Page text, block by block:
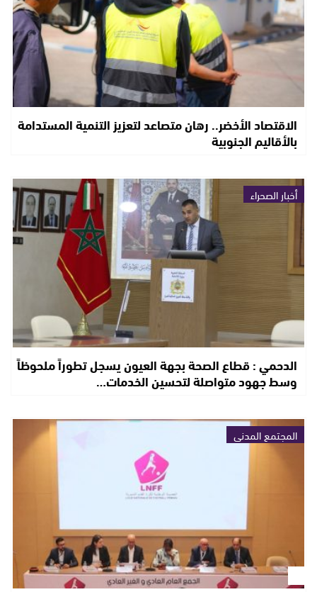
الاقتصاد الأخضر.. رهان متصاعد لتعزيز التنمية المستدامة
بالأقاليم الجنوبية
أخبار الصحراء
الدحمي : قطاع الصحة بجهة العيون يسجل تطوراً ملحوظاً
وسط جهود متواصلة لتحسين الخدمات…
المجتمع المدني